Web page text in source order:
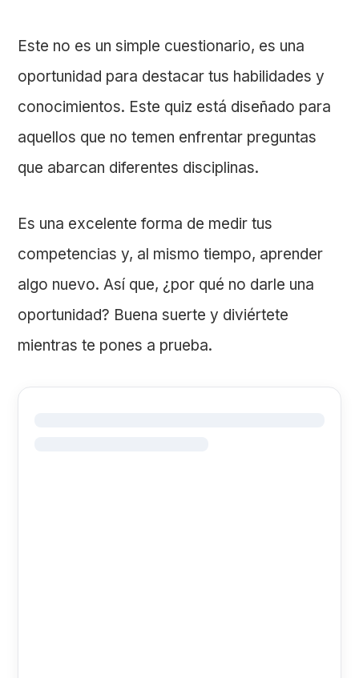
Este no es un simple cuestionario, es una
oportunidad para destacar tus habilidades y
conocimientos. Este quiz está diseñado para
aquellos que no temen enfrentar preguntas
que abarcan diferentes disciplinas.
Es una excelente forma de medir tus
competencias y, al mismo tiempo, aprender
algo nuevo. Así que, ¿por qué no darle una
oportunidad? Buena suerte y diviértete
mientras te pones a prueba.